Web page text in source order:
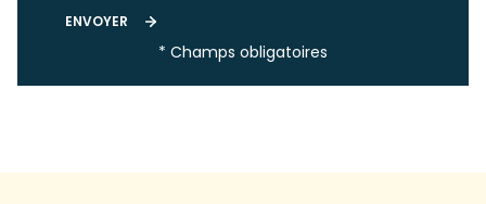
ENVOYER
* Champs obligatoires